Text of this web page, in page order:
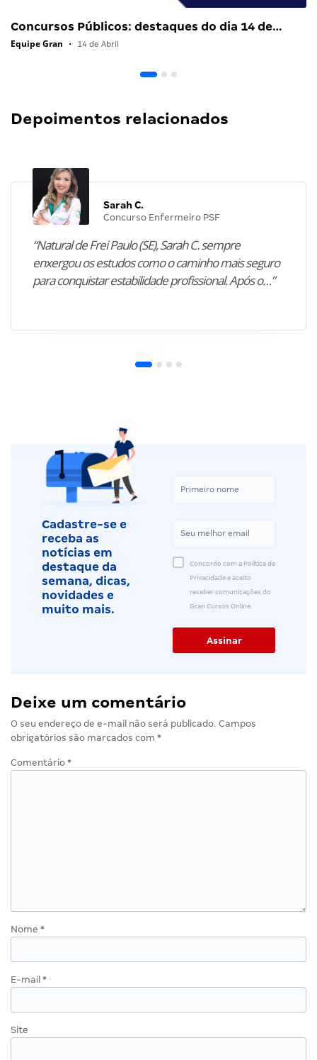
Concursos Públicos: destaques do dia 14 de…
Equipe Gran • 14 de Abril
Depoimentos relacionados
Sarah C.
Concurso Enfermeiro PSF
“Natural de Frei Paulo (SE), Sarah C. sempre
enxergou os estudos como o caminho mais seguro
para conquistar estabilidade profissional. Após o…”
Cadastre-se e
receba as
notícias em
destaque da
semana, dicas,
novidades e
muito mais.
Concordo com a Política de
Privacidade e aceito
receber comunicações do
Gran Cursos Online.
Deixe um comentário
O seu endereço de e-mail não será publicado. Campos
obrigatórios são marcados com *
Comentário *
Nome *
E-mail *
Site